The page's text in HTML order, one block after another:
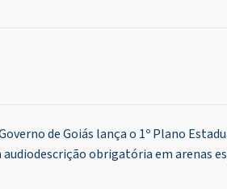
de Goiás lança o 1º Plano
audiodescrição obrigatória em arenas